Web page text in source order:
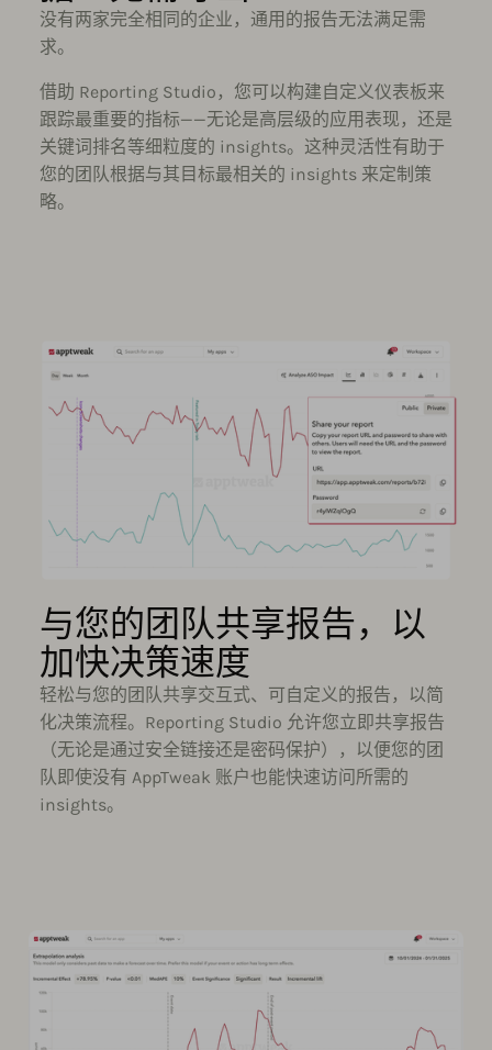
没有两家完全相同的企业，通用的报告无法满足需
求。
借助 Reporting Studio，您可以构建自定义仪表板来
跟踪最重要的指标——无论是高层级的应用表现，还是
关键词排名等细粒度的 insights。这种灵活性有助于
您的团队根据与其目标最相关的 insights 来定制策
略。
与您的团队共享报告，以
加快决策速度
轻松与您的团队共享交互式、可自定义的报告，以简
化决策流程。Reporting Studio 允许您立即共享报告
（无论是通过安全链接还是密码保护），以便您的团
队即使没有 AppTweak 账户也能快速访问所需的
insights。